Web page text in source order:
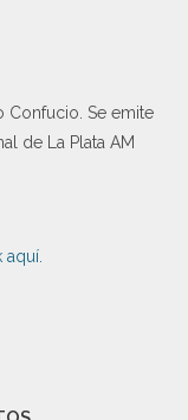
Confucio. Se emite
de La Plata AM
aquí.